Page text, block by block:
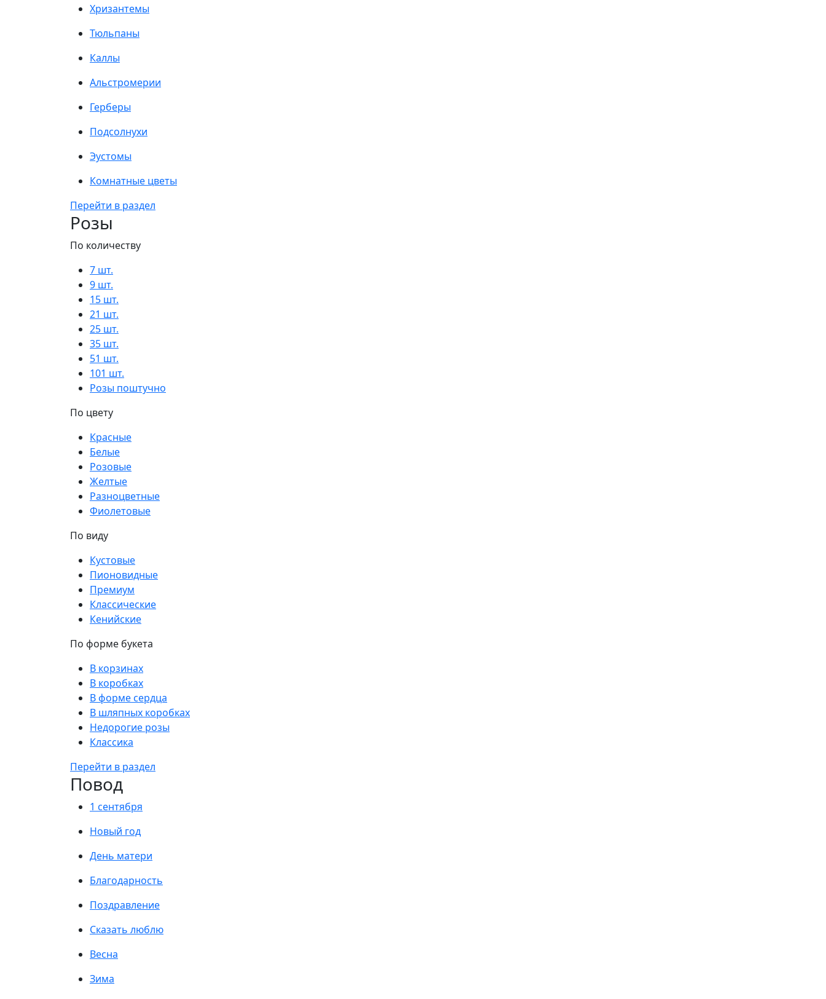
Хризантемы
Тюльпаны
Каллы
Альстромерии
Герберы
Подсолнухи
Эустомы
Комнатные цветы
Перейти в раздел
Розы
По количеству
7 шт.
9 шт.
15 шт.
21 шт.
25 шт.
35 шт.
51 шт.
101 шт.
Розы поштучно
По цвету
Красные
Белые
Розовые
Желтые
Разноцветные
Фиолетовые
По виду
Кустовые
Пионовидные
Премиум
Классические
Кенийские
По форме букета
В корзинах
В коробках
В форме сердца
В шляпных коробках
Недорогие розы
Классика
Перейти в раздел
Повод
1 сентября
Новый год
День матери
Благодарность
Поздравление
Сказать люблю
Весна
Зима